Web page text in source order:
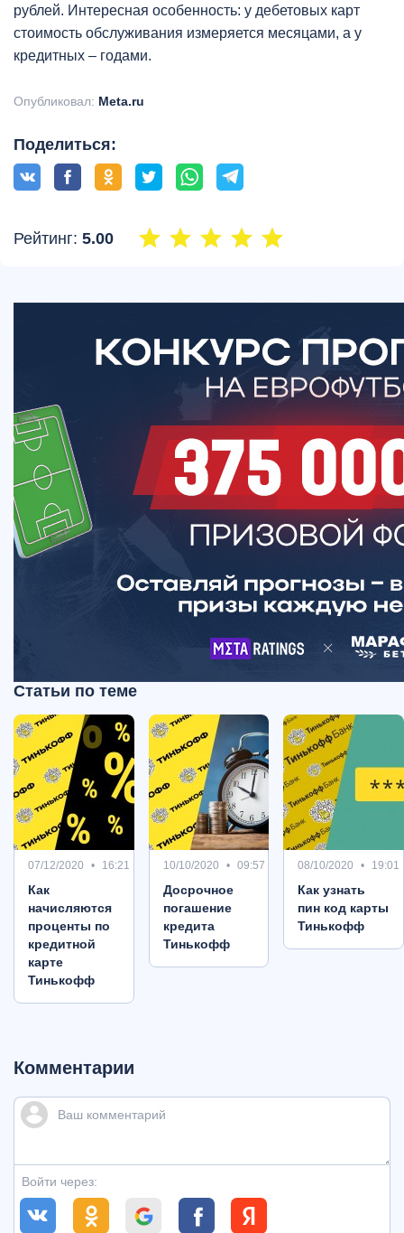
рублей. Интересная особенность: у дебетовых карт
стоимость обслуживания измеряется месяцами, а у
кредитных – годами.
Опубликовал: Meta.ru
Поделиться:
Рейтинг: 5.00
Статьи по теме
07/12/2020 16:21
Как
начисляются
проценты по
кредитной
карте
Тинькофф
10/10/2020 09:57
Досрочное
погашение
кредита
Тинькофф
08/10/2020 19:01
Как узнать
пин код карты
Тинькофф
Комментарии
Войти через: